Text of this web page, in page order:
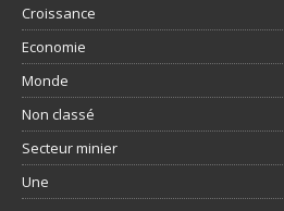
Croissance
Economie
Monde
Non classé
Secteur minier
Une